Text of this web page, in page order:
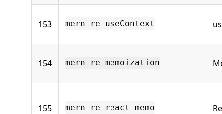
153 mern-re-useContext
154 mern-re-memoization
155 mern-re-react-memo